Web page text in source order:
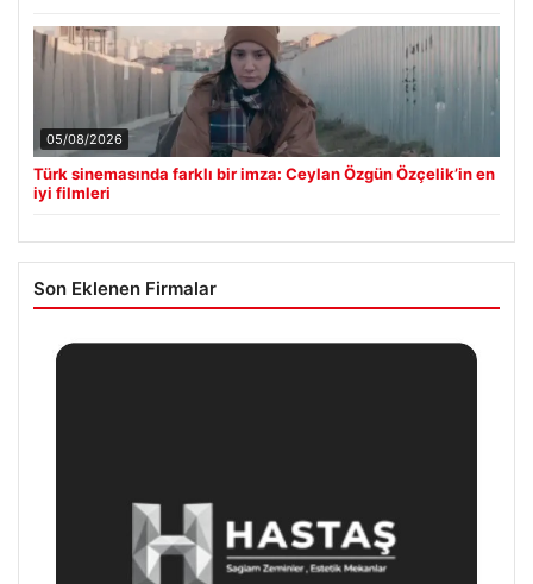
05/08/2026
Türk sinemasında farklı bir imza: Ceylan Özgün Özçelik’in en
iyi filmleri
Son Eklenen Firmalar